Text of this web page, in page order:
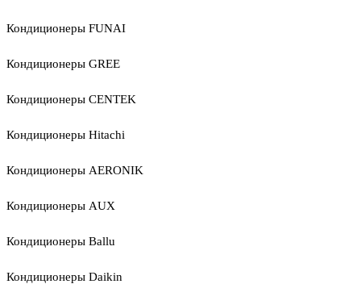
Кондиционеры FUNAI
Кондиционеры GREE
Кондиционеры CENTEK
Кондиционеры Hitachi
Кондиционеры AERONIK
Кондиционеры AUX
Кондиционеры Ballu
Кондиционеры Daikin